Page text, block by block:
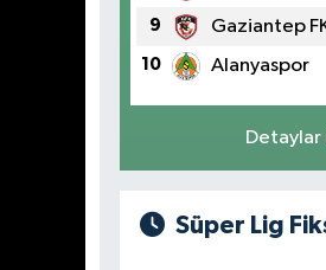
9 Gaziantep
10 Alanyaspor
Detaylar
Süper Lig